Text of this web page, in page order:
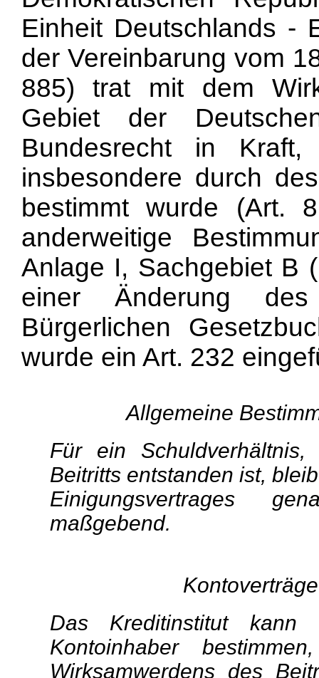
Einheit Deutschlands -
der Vereinbarung vom
885) trat mit dem
Gebiet der
Bundesrecht in
insbesondere durch
bestimmt wurde (Art.
anderweitige
Anlage I, Sachgebiet B
einer Änderung des
Bürgerlichen
wurde ein Art. 232
Allgemeine
Für ein
Beitritts entstanden ist,
Einigungsvertrages
maßgebend.
Das Kreditinstitut kann
Kontoinhaber
Wirksamwerdens des